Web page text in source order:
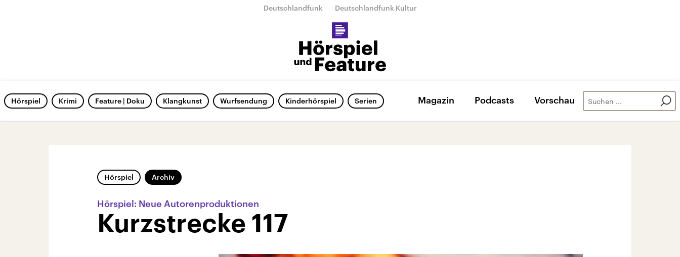
Deutschlandfunk Deutschlandfunk Kultur
Hörspiel Krimi Feature | Doku Klangkunst Wurfsendung Kinderhörspiel Serien Magazin Podcasts Vorschau
Hörspiel Archiv
Hörspiel: Neue Autorenproduktionen
Kurzstrecke 117